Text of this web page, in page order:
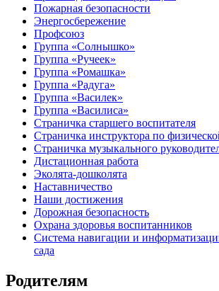
Пожарная безопасности
Энергосбережение
Профсоюз
Группа «Солнышко»
Группа «Ручеек»
Группа «Ромашка»
Группа «Радуга»
Группа «Василек»
Группа «Василиса»
Страничка старшего воспитателя
Страничка инструктора по
Страничка музыкального
Дистационная работа
Эколята-дошколята
Наставничество
Наши достижения
Дорожная безопасность
Охрана здоровья воспитанников
Система навигации и
сада
Родителям